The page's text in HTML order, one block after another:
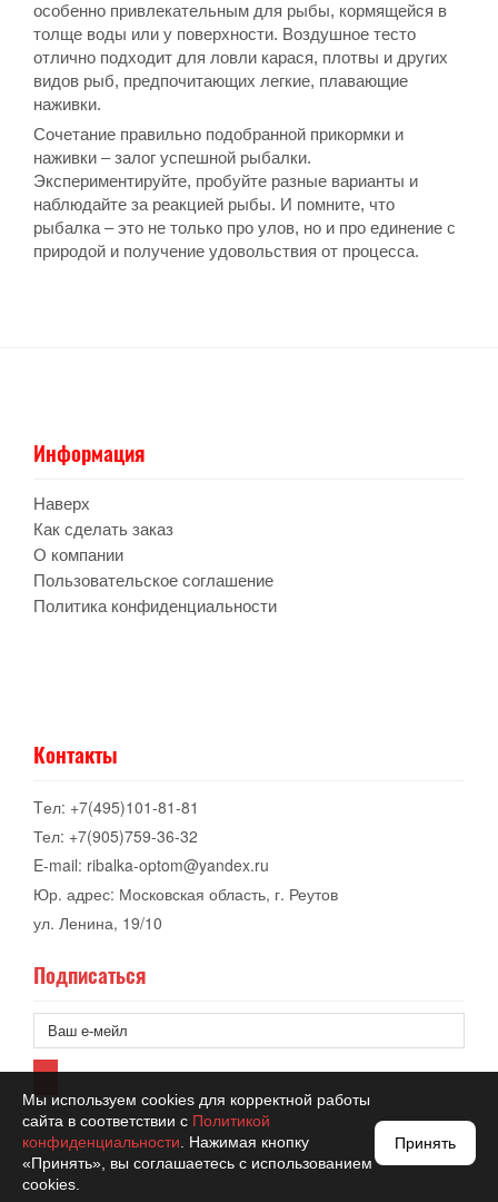
особенно привлекательным для рыбы, кормящейся в
толще воды или у поверхности. Воздушное тесто
отлично подходит для ловли карася, плотвы и других
видов рыб, предпочитающих легкие, плавающие
наживки.
Сочетание правильно подобранной прикормки и
наживки – залог успешной рыбалки.
Экспериментируйте, пробуйте разные варианты и
наблюдайте за реакцией рыбы. И помните, что
рыбалка – это не только про улов, но и про единение с
природой и получение удовольствия от процесса.
Информация
Наверх
Как сделать заказ
О компании
Пользовательское соглашение
Политика конфиденциальности
Контакты
Tел: +7(495)101-81-81
Тел: +7(905)759-36-32
E-mail: ribalka-optom@yandex.ru
Юр. адрес: Московская область, г. Реутов
ул. Ленина, 19/10
Подписаться
Мы используем cookies для корректной работы
сайта в соответствии с Политикой
конфиденциальности . Нажимая кнопку
«Принять», вы соглашаетесь с использованием
cookies.
Принять